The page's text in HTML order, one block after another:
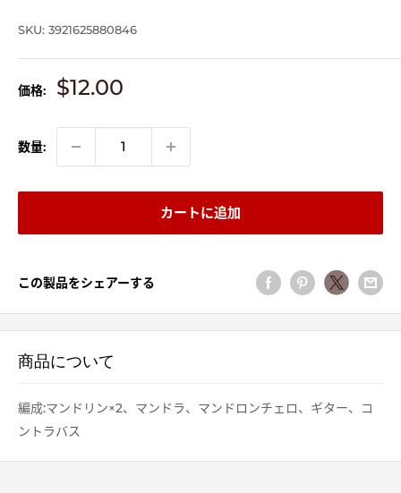
SKU: 3921625880846
価格:
販
価
格
$12.00
数量:
カートに追加
この製品をシェアーする
商品について
編成:マンドリン×2、マンドラ、マンドロンチェロ、ギター、コ
ントラバス